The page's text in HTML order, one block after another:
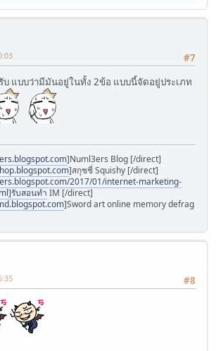
#7
บ แบบว่ามีมันอยู่ในทั้ง 2ข้อ แบบนี้จัดอยู่ประเภท
]Numl3ers Blog [/direct]
]สกุชชี่ Squishy [/direct]
2017/01/internet-marketing-
รับสอนทำ IM [/direct]
]Sword art online memory defrag
#8